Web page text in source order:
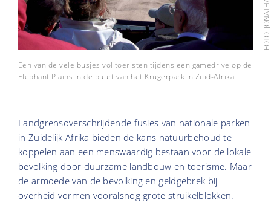
Een van de vele busjes vol toeristen tijdens een gamedrive op de
Elephant Plains in de buurt van het Krugerpark in Zuid-Afrika.
Landgrensoverschrijdende fusies van nationale parken
in Zuidelijk Afrika bieden de kans natuurbehoud te
koppelen aan een menswaardig bestaan voor de lokale
bevolking door duurzame landbouw en toerisme. Maar
de armoede van de bevolking en geldgebrek bij
overheid vormen vooralsnog grote struikelblokken.